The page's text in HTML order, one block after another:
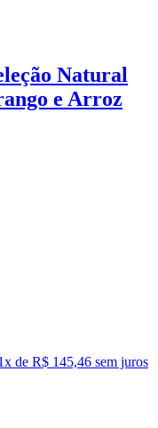
Natural
e Arroz
x de R$ 145,46 sem juros